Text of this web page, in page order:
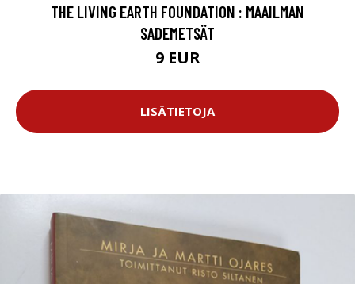
THE LIVING EARTH FOUNDATION : MAAILMAN
SADEMETSÄT
9 EUR
LISÄTIETOJA